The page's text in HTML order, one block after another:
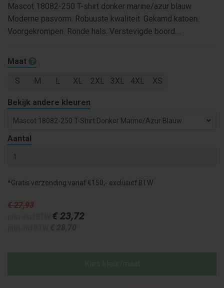
Mascot 18082-250 T-shirt donker marine/azur blauw
Moderne pasvorm. Robuuste kwaliteit. Gekamd katoen.
Voorgekrompen. Ronde hals. Verstevigde boord....
Maat
S M L XL 2XL 3XL 4XL XS
Bekijk andere kleuren
Mascot 18082-250 T-Shirt Donker Marine/azur Blauw
Aantal
*Gratis verzending vanaf €150,- exclusief BTW
€ 27,93
€ 23,72